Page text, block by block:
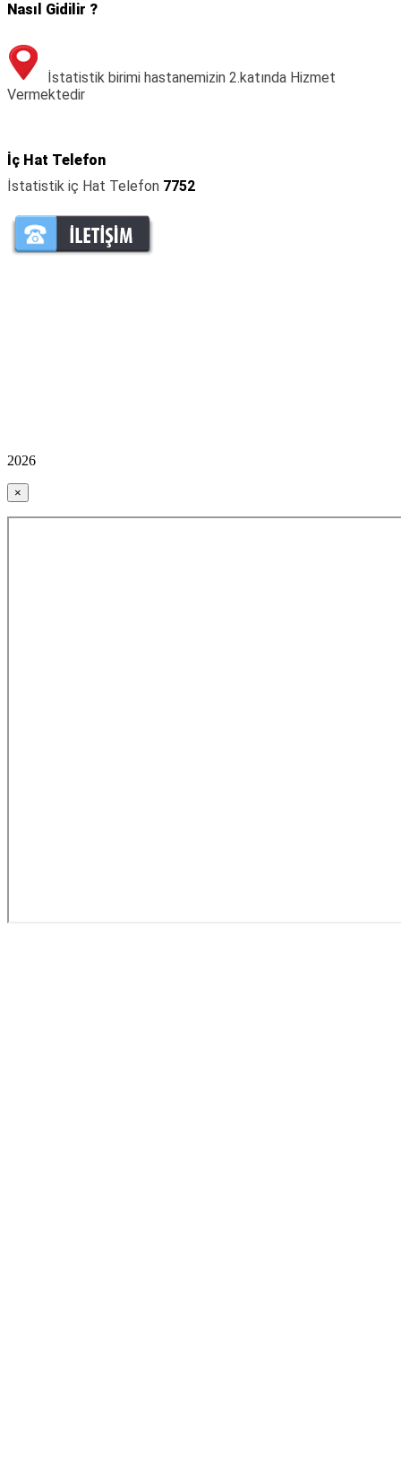
Nasıl Gidilir ?
İstatistik birimi hastanemizin 2.katında Hizmet
Vermektedir
İç Hat Telefon
İstatistik iç Hat Telefon 7752
2026
×